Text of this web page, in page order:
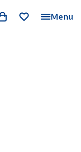
Menu